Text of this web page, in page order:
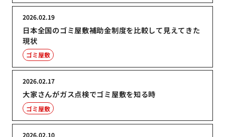
日本全国のゴミ屋敷補助金制度を比較して見えてきた
現状
2026.02.19
ゴミ屋敷
大家さんがガス点検でゴミ屋敷を知る時
2026.02.17
ゴミ屋敷
2026.02.10